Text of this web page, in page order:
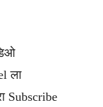
ला
Subscribe